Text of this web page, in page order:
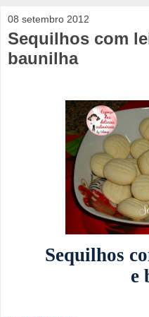
08 setembro 2012
Sequilhos com
baunilha
Sequilhos
e